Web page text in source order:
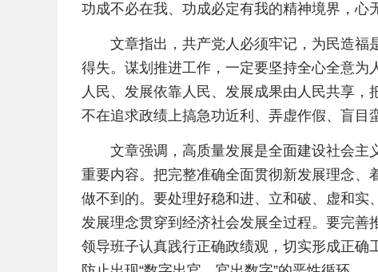
功成不必在我、功成必定有我的精神境界，心
文章指出，共产党人必须牢记，为民造
得失。谋划推进工作，一定要坚持全心全意
人民、发展依靠人民、发展成果由人民共享，
不在追求政绩上搞急功近利、弄虚作假、盲目
文章强调，高质量发展是全面建设社会主
重要内容。把完整准确全面贯彻新发展理念
做不到的。要处理好稳和进、立和破、虚和
发展理念贯穿到经济社会发展全过程。要完
领导班子认真践行正确政绩观，切实形成正确